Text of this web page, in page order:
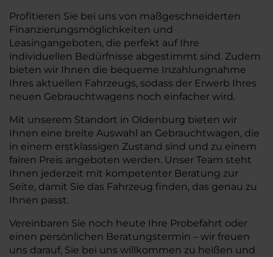
Profitieren Sie bei uns von maßgeschneiderten
Finanzierungsmöglichkeiten und
Leasingangeboten, die perfekt auf Ihre
individuellen Bedürfnisse abgestimmt sind. Zudem
bieten wir Ihnen die bequeme Inzahlungnahme
Ihres aktuellen Fahrzeugs, sodass der Erwerb Ihres
neuen Gebrauchtwagens noch einfacher wird.
Mit unserem Standort in Oldenburg bieten wir
Ihnen eine breite Auswahl an Gebrauchtwagen, die
in einem erstklassigen Zustand sind und zu einem
fairen Preis angeboten werden. Unser Team steht
Ihnen jederzeit mit kompetenter Beratung zur
Seite, damit Sie das Fahrzeug finden, das genau zu
Ihnen passt.
Vereinbaren Sie noch heute Ihre Probefahrt oder
einen persönlichen Beratungstermin – wir freuen
uns darauf, Sie bei uns willkommen zu heißen und